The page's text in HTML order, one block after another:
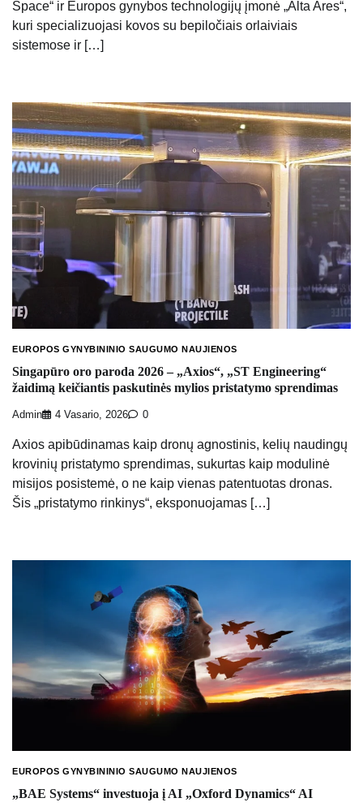
Space“ ir Europos gynybos technologijų įmonė „Alta Ares“,
kuri specializuojasi kovos su bepiločiais orlaiviais
sistemose ir […]
EUROPOS GYNYBININIO SAUGUMO NAUJIENOS
Singapūro oro paroda 2026 – „Axios“, „ST Engineering“
žaidimą keičiantis paskutinės mylios pristatymo sprendimas
Admin 4 Vasario, 2026 0
Axios apibūdinamas kaip dronų agnostinis, kelių naudingų
krovinių pristatymo sprendimas, sukurtas kaip modulinė
misijos posistemė, o ne kaip vienas patentuotas dronas.
Šis „pristatymo rinkinys“, eksponuojamas […]
EUROPOS GYNYBININIO SAUGUMO NAUJIENOS
„BAE Systems“ investuoja į AI „Oxford Dynamics“ AI